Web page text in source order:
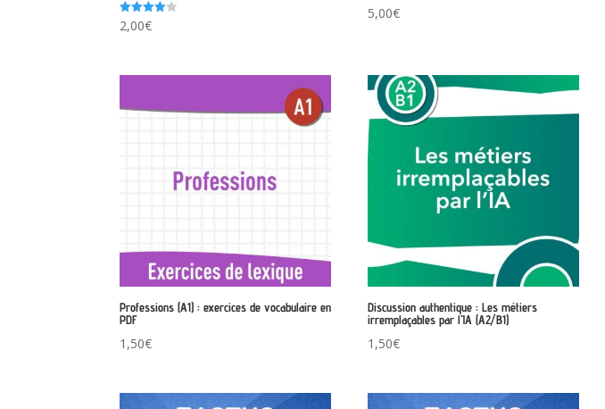
Note
4.00
2,00€
Note
4.00
5,00€
Professions (A1) : exercices de vocabulaire en
PDF
1,50€
Discussion authentique : Les métiers
irremplaçables par l’IA (A2/B1)
1,50€